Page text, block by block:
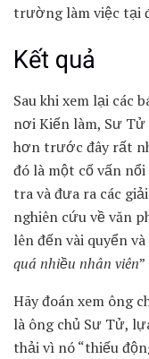
trường làm việc tại
Kết quả
Sau khi xem lại các
nơi Kiến làm, Sư
hơn trước đây rất
đó là một cố vấn
tra và đưa ra các
nghiên cứu về văn
lên đến vài quyển
quá nhiều nhân viên”
Hãy đoán xem ông
là ông chủ Sư Tử,
thải vì nó “thiếu